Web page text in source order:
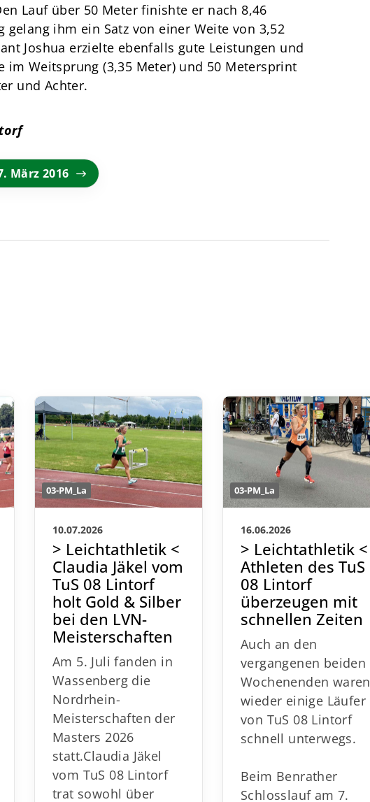
Lauf über 50 Meter finishte er nach 8,46
gelang ihm ein Satz von einer Weite von 3,52
Joshua erzielte ebenfalls gute Leistungen und
im Weitsprung (3,35 Meter) und 50 Metersprint
und Achter.
März 2016
03-PM_La
10.07.2026
> Leichtathletik <
Claudia Jäkel vom
TuS 08 Lintorf
holt Gold & Silber
bei den LVN-
Meisterschaften
Am 5. Juli fanden in
Wassenberg die
Nordrhein-
Meisterschaften der
Masters 2026
statt.Claudia Jäkel
vom TuS 08 Lintorf
trat sowohl über
03-PM_La
16.06.2026
> Leichtathletik <
Athleten des TuS
08 Lintorf
überzeugen mit
schnellen Zeiten
Auch an den
vergangenen beiden
Wochenenden waren
wieder einige Läufer
von TuS 08 Lintorf
schnell unterwegs.
Beim Benrather
Schlosslauf am 7.